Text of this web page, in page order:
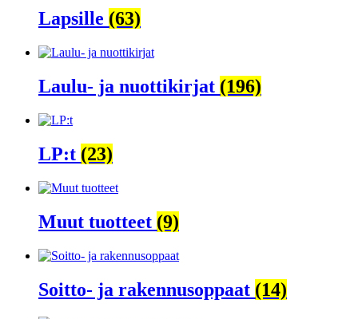
Lapsille (63)
Laulu- ja nuottikirjat (196)
LP:t (23)
Muut tuotteet (9)
Soitto- ja rakennusoppaat (14)